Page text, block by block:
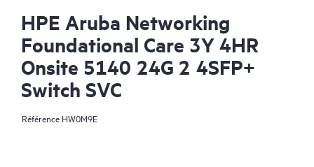
HPE Aruba Networking
Foundational Care 3Y 4HR
Onsite 5140 24G 2 4SFP+
Switch SVC
Référence HW0M9E